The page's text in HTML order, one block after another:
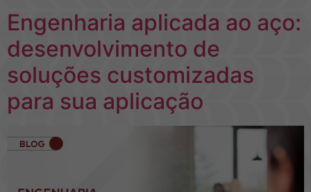
Engenharia aplicada ao aço:
desenvolvimento de
soluções customizadas
para sua aplicação